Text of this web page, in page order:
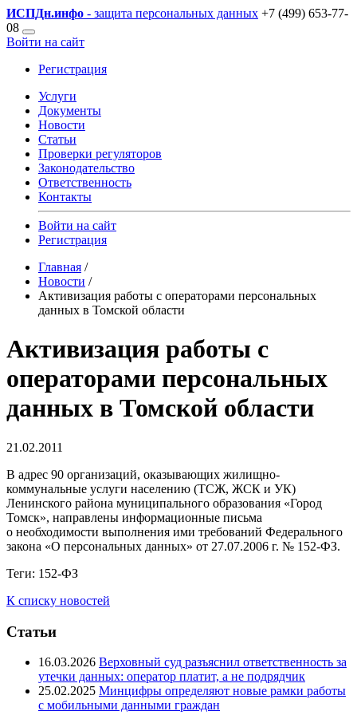
ИСПДн.инфо - защита персональных данных +7 (499) 653-77-
08
Войти на сайт
Регистрация
Услуги
Документы
Новости
Статьи
Проверки регуляторов
Законодательство
Ответственность
Контакты
Войти на сайт
Регистрация
Главная /
Новости /
Активизация работы с операторами персональных
данных в Томской области
Активизация работы с
операторами персональных
данных в Томской области
21.02.2011
В адрес 90 организаций, оказывающих жилищно-
коммунальные услуги населению (ТСЖ, ЖСК и УК)
Ленинского района муниципального образования «Город
Томск», направлены информационные письма
о необходимости выполнения ими требований Федерального
закона «О персональных данных» от 27.07.2006 г. № 152-ФЗ.
Теги: 152-ФЗ
К списку новостей
Статьи
16.03.2026 Верховный суд разъяснил ответственность за
утечки данных: оператор платит, а не подрядчик
25.02.2025 Минцифры определяют новые рамки работы
с мобильными данными граждан